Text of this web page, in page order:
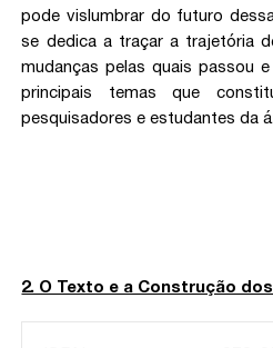
pode vislumbrar do futuro
se dedica a traçar a trajetória
mudanças pelas quais passou
principais temas que
pesquisadores e estudantes da
2. O Texto e a Construção